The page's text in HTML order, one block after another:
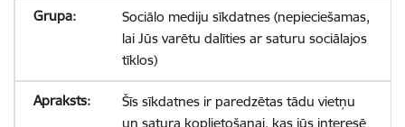
Sociālo mediju sīkdatnes (nepieciešamas,
lai Jūs varētu dalīties ar saturu sociālajos
tīklos)
Šīs sīkdatnes ir paredzētas tādu vietņu
un satura koplietošanai, kas jūs interesē